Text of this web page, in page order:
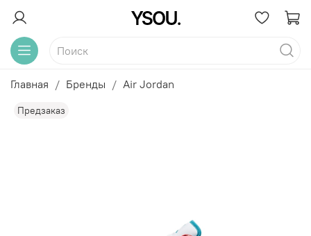
Главная Бренды Air Jordan
Предзаказ